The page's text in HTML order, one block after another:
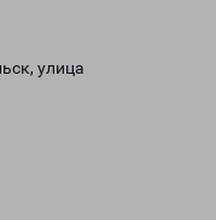
улица